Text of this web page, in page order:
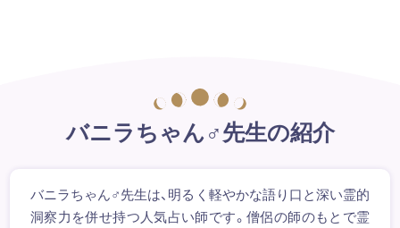
バニラちゃん♂先生の紹介
バニラちゃん♂先生は、明るく軽やかな語り口と深い霊的
洞察力を併せ持つ人気占い師です。僧侶の師のもとで霊